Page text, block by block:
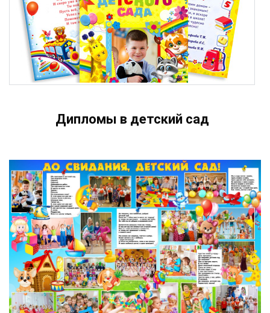
Дипломы в детский сад